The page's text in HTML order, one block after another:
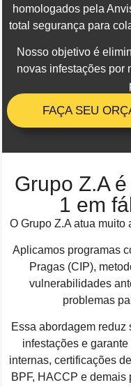
homologados pela
total segurança para
Nosso objetivo é
novas infestações por
FAÇA SEU
Grupo Z.A
1 em
O Grupo Z.A atua
Aplicamos programas
Pragas (CIP),
vulnerabilidades
problemas
Essa abordagem
infestações e
internas, certificações
BPF, HACCP e